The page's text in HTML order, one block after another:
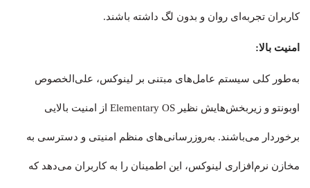
کاربران تجربه‌ای روان و بدون لگ داشته باشند.
امنیت بالا:
به‌طور کلی سیستم‌ عامل‌های مبتنی بر لینوکس، علی‌الخصوص
اوبونتو و زیربخش‌هایش نظیر Elementary OS از امنیت بالایی
برخوردار می‌باشند. به‌روزرسانی‌های منظم امنیتی و دسترسی به
مخازن نرم‌افزاری لینوکس، این اطمینان را به کاربران می‌دهد که